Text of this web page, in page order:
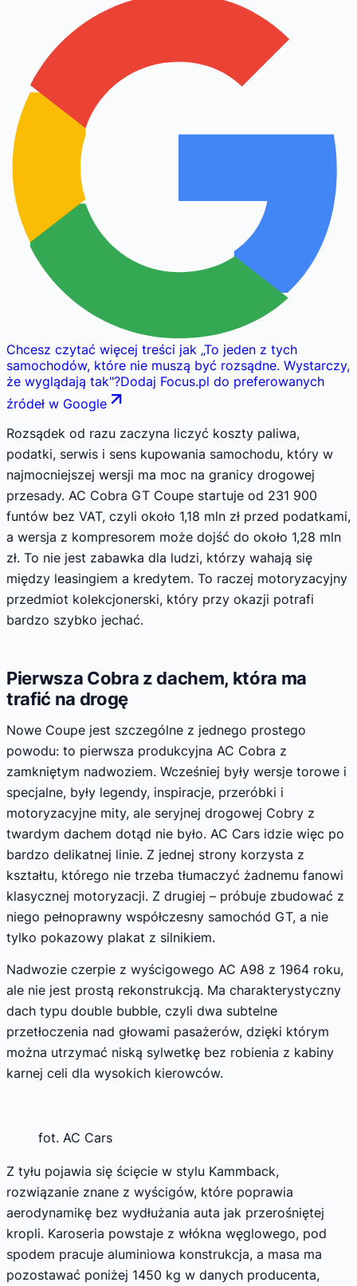
Chcesz czytać więcej treści jak „To jeden z tych
samochodów, które nie muszą być rozsądne. Wystarczy,
że wyglądają tak"?Dodaj Focus.pl do preferowanych
źródeł w Google
Rozsądek od razu zaczyna liczyć koszty paliwa,
podatki, serwis i sens kupowania samochodu, który w
najmocniejszej wersji ma moc na granicy drogowej
przesady. AC Cobra GT Coupe startuje od 231 900
funtów bez VAT, czyli około 1,18 mln zł przed podatkami,
a wersja z kompresorem może dojść do około 1,28 mln
zł. To nie jest zabawka dla ludzi, którzy wahają się
między leasingiem a kredytem. To raczej motoryzacyjny
przedmiot kolekcjonerski, który przy okazji potrafi
bardzo szybko jechać.
Pierwsza Cobra z dachem, która ma
trafić na drogę
Nowe Coupe jest szczególne z jednego prostego
powodu: to pierwsza produkcyjna AC Cobra z
zamkniętym nadwoziem. Wcześniej były wersje torowe i
specjalne, były legendy, inspiracje, przeróbki i
motoryzacyjne mity, ale seryjnej drogowej Cobry z
twardym dachem dotąd nie było. AC Cars idzie więc po
bardzo delikatnej linie. Z jednej strony korzysta z
kształtu, którego nie trzeba tłumaczyć żadnemu fanowi
klasycznej motoryzacji. Z drugiej – próbuje zbudować z
niego pełnoprawny współczesny samochód GT, a nie
tylko pokazowy plakat z silnikiem.
Nadwozie czerpie z wyścigowego AC A98 z 1964 roku,
ale nie jest prostą rekonstrukcją. Ma charakterystyczny
dach typu double bubble, czyli dwa subtelne
przetłoczenia nad głowami pasażerów, dzięki którym
można utrzymać niską sylwetkę bez robienia z kabiny
karnej celi dla wysokich kierowców.
fot. AC Cars
Z tyłu pojawia się ścięcie w stylu Kammback,
rozwiązanie znane z wyścigów, które poprawia
aerodynamikę bez wydłużania auta jak przerośniętej
kropli. Karoseria powstaje z włókna węglowego, pod
spodem pracuje aluminiowa konstrukcja, a masa ma
pozostawać poniżej 1450 kg w danych producenta,